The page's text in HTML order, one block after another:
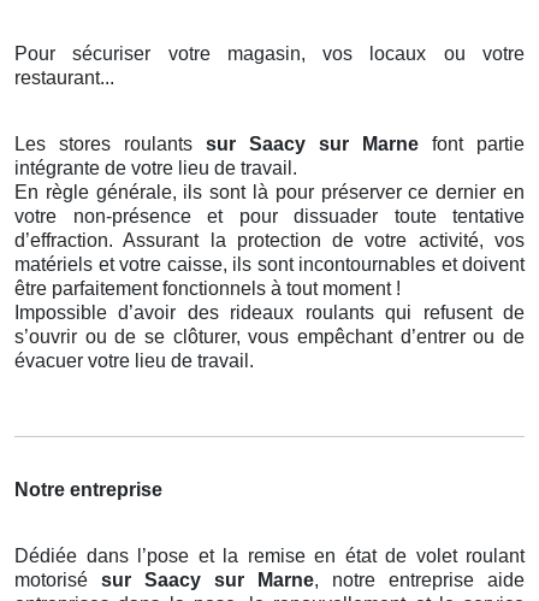
Pour sécuriser votre magasin, vos locaux ou votre
restaurant...
Les stores roulants sur Saacy sur Marne font partie
intégrante de votre lieu de travail.
En règle générale, ils sont là pour préserver ce dernier en
votre non-présence et pour dissuader toute tentative
d’effraction. Assurant la protection de votre activité, vos
matériels et votre caisse, ils sont incontournables et doivent
être parfaitement fonctionnels à tout moment !
Impossible d’avoir des rideaux roulants qui refusent de
s’ouvrir ou de se clôturer, vous empêchant d’entrer ou de
évacuer votre lieu de travail.
Notre entreprise
Dédiée dans l’pose et la remise en état de volet roulant
motorisé sur Saacy sur Marne, notre entreprise aide